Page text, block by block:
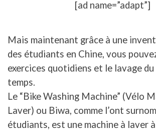
[ad name=”adapt”]
Mais maintenant grâce à une
des étudiants en Chine, vous
exercices quotidiens et le lavage du
temps.
Le “Bike Washing Machine” (Vélo
Laver) ou Biwa, comme l’ont
étudiants, est une machine à laver